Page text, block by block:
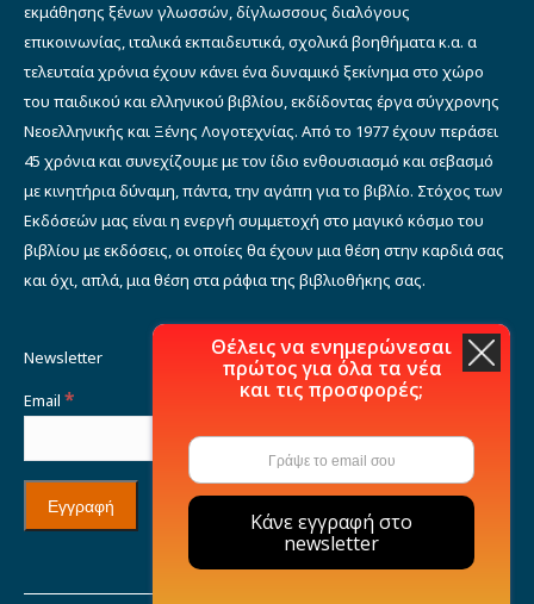
εκμάθησης ξένων γλωσσών, δίγλωσσους διαλόγους
επικοινωνίας, ιταλικά εκπαιδευτικά, σχολικά βοηθήματα κ.α. α
τελευταία χρόνια έχουν κάνει ένα δυναμικό ξεκίνημα στο χώρο
του παιδικού και ελληνικού βιβλίου, εκδίδοντας έργα σύγχρονης
Νεοελληνικής και Ξένης Λογοτεχνίας. Από το 1977 έχουν περάσει
45 χρόνια και συνεχίζουμε με τον ίδιο ενθουσιασμό και σεβασμό
με κινητήρια δύναμη, πάντα, την αγάπη για το βιβλίο. Στόχος των
Εκδόσεών μας είναι η ενεργή συμμετοχή στο μαγικό κόσμο του
βιβλίου με εκδόσεις, οι οποίες θα έχουν μια θέση στην καρδιά σας
και όχι, απλά, μια θέση στα ράφια της βιβλιοθήκης σας.
Newsletter
Email *
Θέλεις να ενημερώνεσαι
πρώτος για όλα τα νέα
και τις προσφορές;
Κάνε εγγραφή στο
newsletter